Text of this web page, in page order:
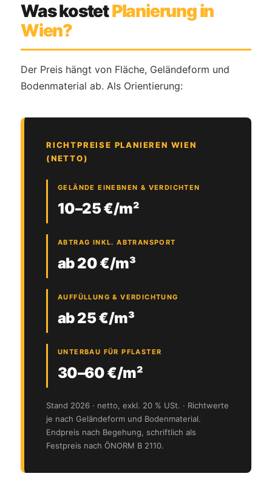
Was kostetPlanierung in
Wien?
Der Preis hängt von Fläche, Geländeform und
Bodenmaterial ab. Als Orientierung:
RICHTPREISE PLANIEREN WIEN
(NETTO)
GELÄNDE EINEBNEN & VERDICHTEN
10–25 €/m²
ABTRAG INKL. ABTRANSPORT
ab 20 €/m³
AUFFÜLLUNG & VERDICHTUNG
ab 25 €/m³
UNTERBAU FÜR PFLASTER
30–60 €/m²
Stand 2026 · netto, exkl. 20 % USt. · Richtwerte
je nach Geländeform und Bodenmaterial.
Endpreis nach Begehung, schriftlich als
Festpreis nach ÖNORM B 2110.